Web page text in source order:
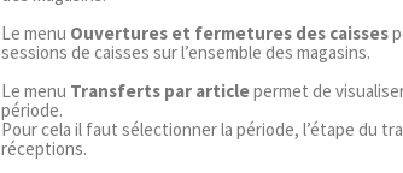
Le menu Ouvertures et fermetures des caisses
sessions de caisses sur l’ensemble des magasins.
Le menu Transferts par articlepermet de
période.
Pour cela il faut sélectionner la période, l’étape du
réceptions.